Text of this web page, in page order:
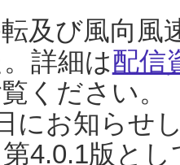
及び風向風
詳細は配信
ください。
にお知らせ
4.0.1版と